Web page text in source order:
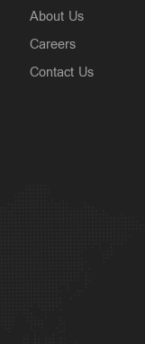
തോക്ക്
About Us
Careers
Contact Us